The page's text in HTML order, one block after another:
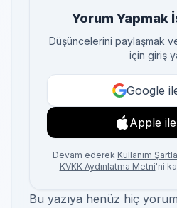
Yorum Yapmak
Düşüncelerini paylaşmak
için giriş
Google
Apple
Devam ederek Kullanım
KVKK Aydınlatma Metni'ni
Bu yazıya henüz hiç